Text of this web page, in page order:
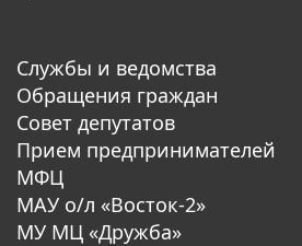
Службы и ведомства
Обращения граждан
Совет депутатов
Прием предпринимателей
МФЦ
МАУ о/л «Восток-2»
МУ МЦ «Дружба»